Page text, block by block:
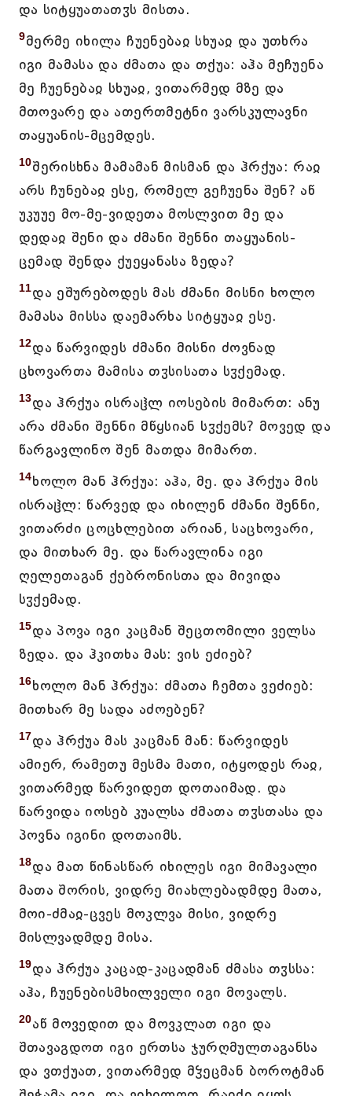
და სიტყუათათჳს მისთა.
9მერმე იხილა ჩუენებაჲ სხუაჲ და უთხრა
იგი მამასა და ძმათა და თქუა: აჰა მეჩუენა
მე ჩუენებაჲ სხუაჲ, ვითარმედ მზე და
მთოვარე და ათერთმეტნი ვარსკულავნი
თაყუანის-მცემდეს.
10შერისხნა მამამან მისმან და ჰრქუა: რაჲ
არს ჩუნებაჲ ესე, რომელ გეჩუენა შენ? აწ
უკუუე მო-მე-ვიდეთა მოსლვით მე და
დედაჲ შენი და ძმანი შენნი თაყუანის-
ცემად შენდა ქუეყანასა ზედა?
11და ეშურებოდეს მას ძმანი მისნი ხოლო
მამასა მისსა დაემარხა სიტყუაჲ ესე.
12და წარვიდეს ძმანი მისნი ძოვნად
ცხოვართა მამისა თჳსისათა სჳქემად.
13და ჰრქუა ისრაჱლ იოსების მიმართ: ანუ
არა ძმანი შენნი მწყსიან სჳქემს? მოვედ და
წარგავლინო შენ მათდა მიმართ.
14ხოლო მან ჰრქუა: აჰა, მე. და ჰრქუა მის
ისრაჱლ: წარვედ და იხილენ ძმანი შენნი,
ვითარძი ცოცხლებით არიან, საცხოვარი,
და მითხარ მე. და წარავლინა იგი
ღელეთაგან ქებრონისთა და მივიდა
სჳქემად.
15და პოვა იგი კაცმან შეცთომილი ველსა
ზედა. და ჰკითხა მას: ვის ეძიებ?
16ხოლო მან ჰრქუა: ძმათა ჩემთა ვეძიებ:
მითხარ მე სადა აძოებენ?
17და ჰრქუა მას კაცმან მან: წარვიდეს
ამიერ, რამეთუ მესმა მათი, იტყოდეს რაჲ,
ვითარმედ წარვიდეთ დოთაიმად. და
წარვიდა იოსებ კუალსა ძმათა თჳსთასა და
პოვნა იგინი დოთაიმს.
18და მათ წინასწარ იხილეს იგი მიმავალი
მათა შორის, ვიდრე მიახლებადმდე მათა,
მოი-ძმაჲ-ცვეს მოკლვა მისი, ვიდრე
მისლვადმდე მისა.
19და ჰრქუა კაცად-კაცადმან ძმასა თჳსსა:
აჰა, ჩუენებისმხილველი იგი მოვალს.
20აწ მოვედით და მოვკლათ იგი და
შთავაგდოთ იგი ერთსა ჯურღმულთაგანსა
და ვთქუათ, ვითარმედ მჴეცმან ბოროტმან